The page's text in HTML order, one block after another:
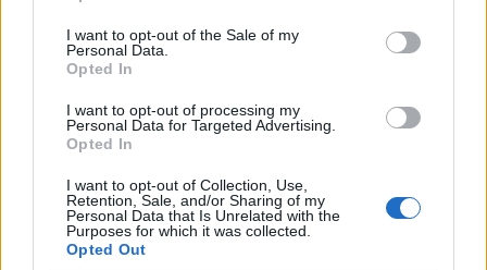
use your data for below specified purposes in below Google
consent section.
I want to opt-out of the Sale of my
Personal Data.
Opted In
I want to opt-out of processing my
Personal Data for Targeted Advertising.
Opted In
I want to opt-out of Collection, Use,
Retention, Sale, and/or Sharing of my
Personal Data that Is Unrelated with the
Purposes for which it was collected.
Opted Out
Chapela y Osmajic pueden ser titulares.
La jornada 18 de LaLiga
tiempo que estarán de baja.